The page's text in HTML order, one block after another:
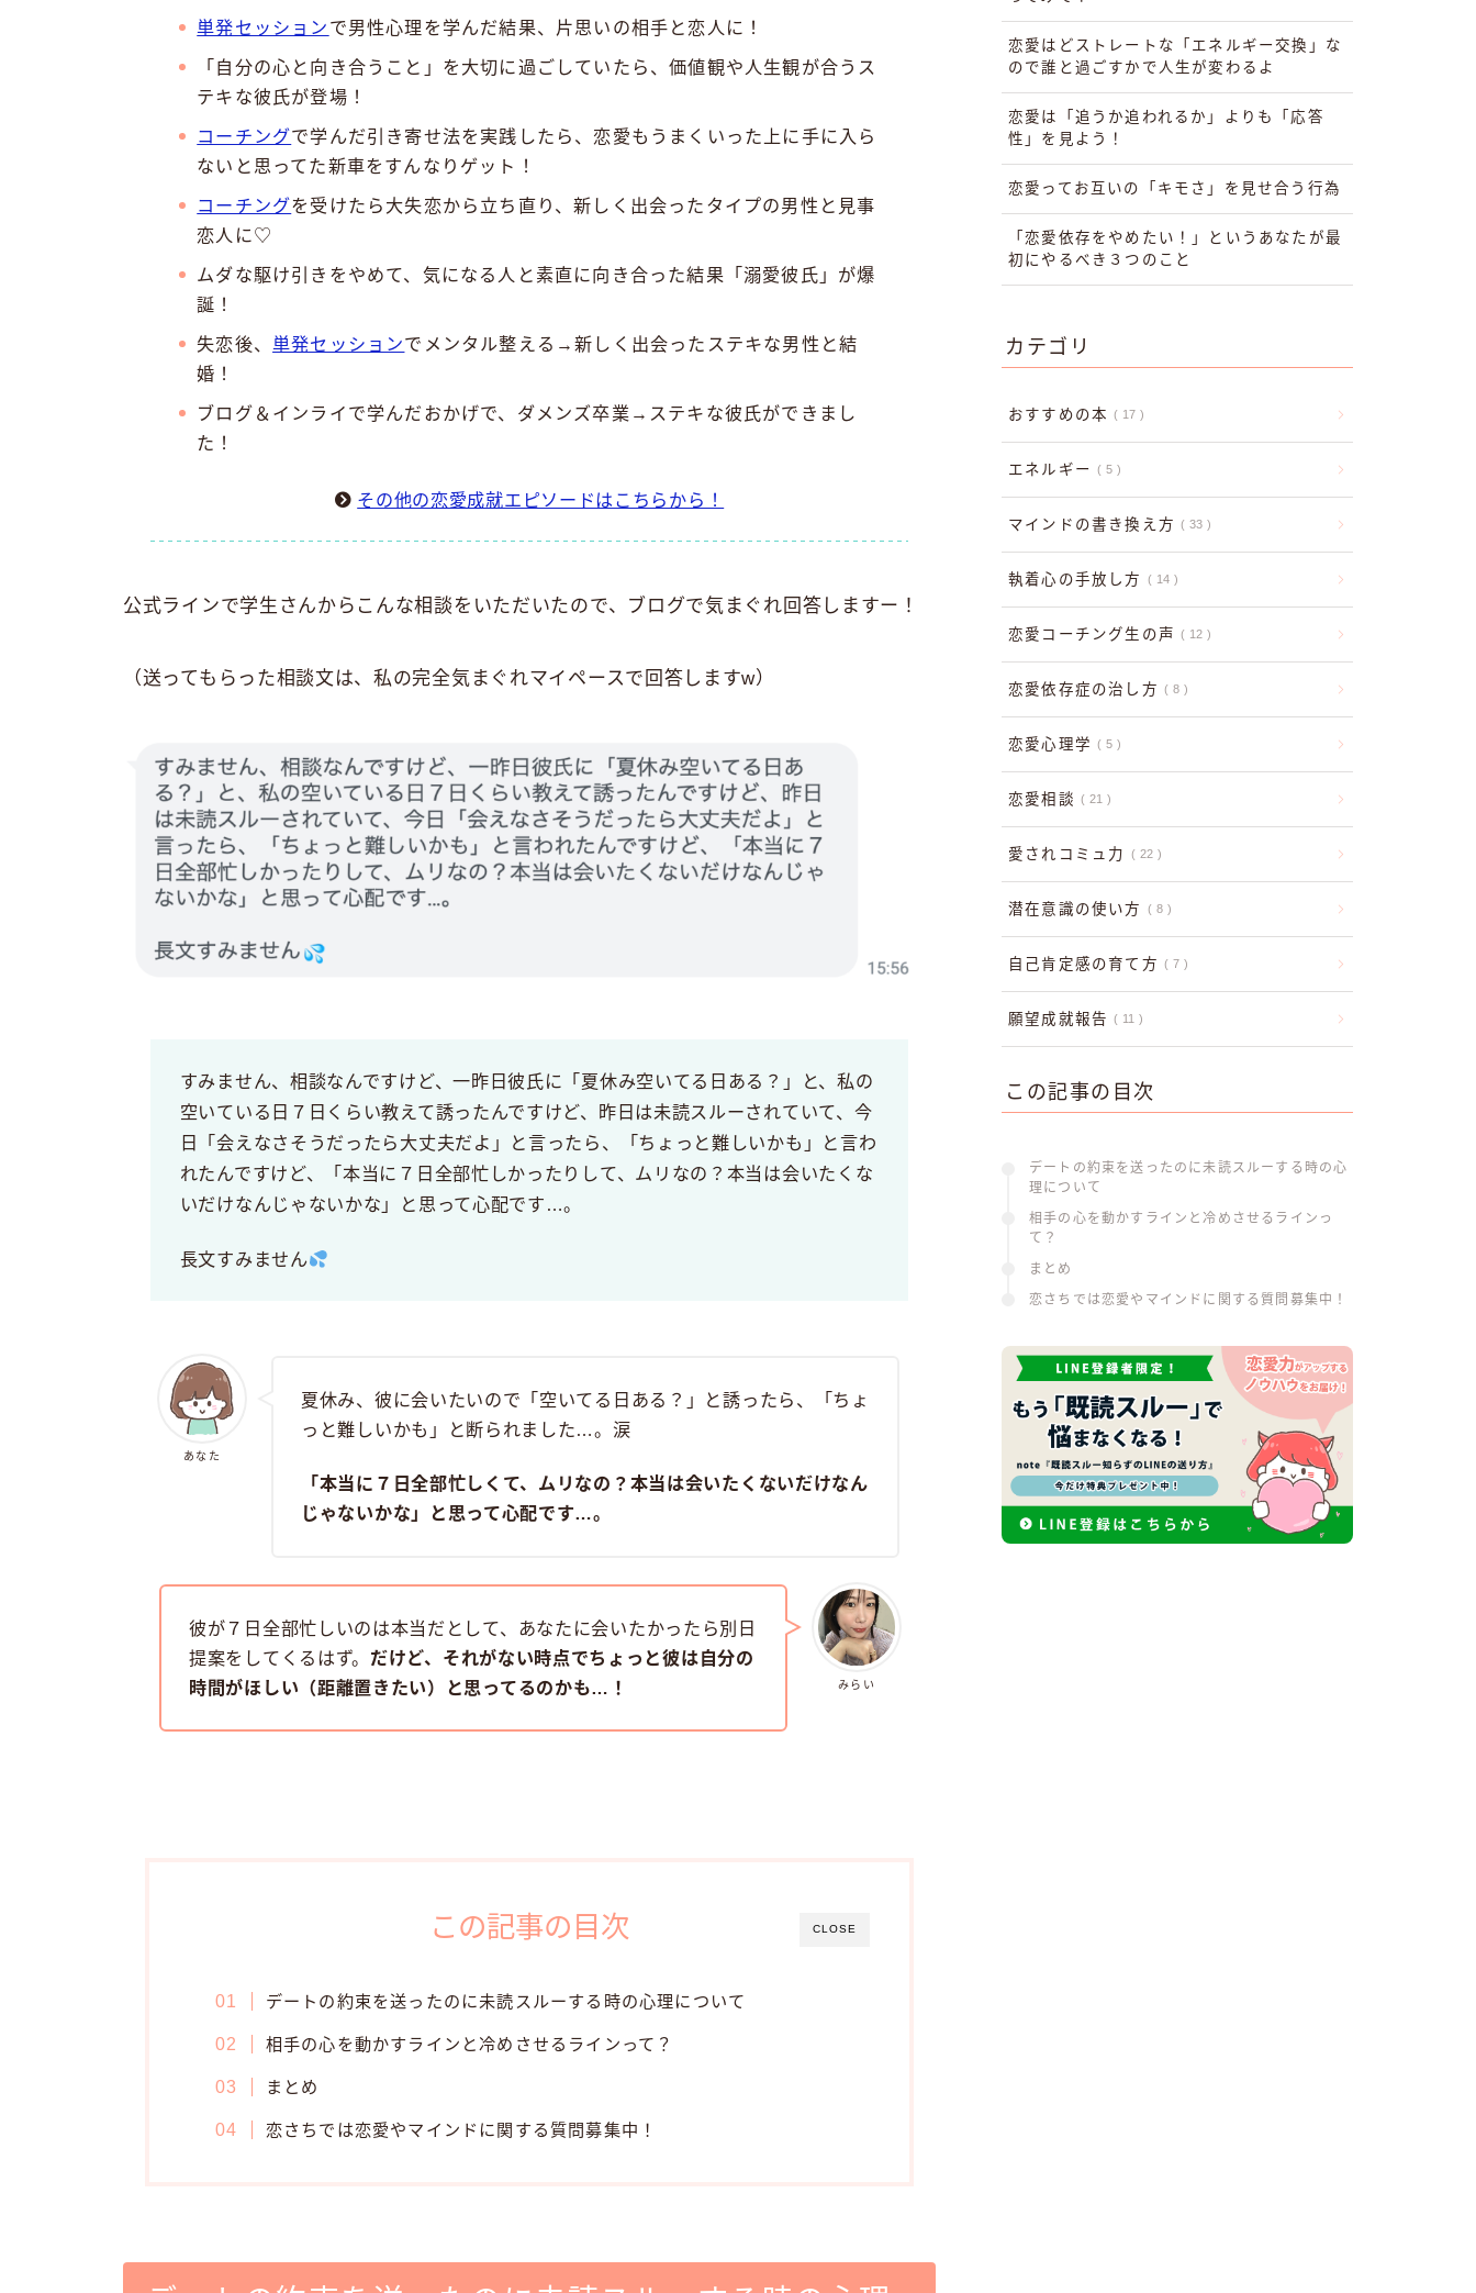
単発セッション で男性心理を学んだ結果、片思いの相手と恋人に！
「自分の心と向き合うこと」を大切に過ごしていたら、価値観や人生観が合うス
テキな彼氏が登場！
コーチングで学んだ引き寄せ法を実践したら、恋愛もうまくいった上に手に入ら
ないと思ってた新車をすんなりゲット！
コーチングを受けたら大失恋から立ち直り、新しく出会ったタイプの男性と見事
恋人に♡
ムダな駆け引きをやめて、気になる人と素直に向き合った結果「溺愛彼氏」が爆
誕！
失恋後、単発セッションでメンタル整える→新しく出会ったステキな男性と結
婚！
ブログ＆インライで学んだおかげで、ダメンズ卒業→ステキな彼氏ができまし
た！
その他の恋愛成就エピソードはこちらから！
公式ラインで学生さんからこんな相談をいただいたので、ブログで気まぐれ回答しますー！
（送ってもらった相談文は、私の完全気まぐれマイペースで回答しますw）
すみません、相談なんですけど、一昨日彼氏に「夏休み空いてる日ある？」と、私の
空いている日７日くらい教えて誘ったんですけど、昨日は未読スルーされていて、今
日「会えなさそうだったら大丈夫だよ」と言ったら、「ちょっと難しいかも」と言わ
れたんですけど、「本当に７日全部忙しかったりして、ムリなの？本当は会いたくな
いだけなんじゃないかな」と思って心配です…。
長文すみません
あなた
夏休み、彼に会いたいので「空いてる日ある？」と誘ったら、「ちょ
っと難しいかも」と断られました…。涙
「本当に７日全部忙しくて、ムリなの？本当は会いたくないだけなん
じゃないかな」と思って心配です…。
みらい
彼が７日全部忙しいのは本当だとして、あなたに会いたかったら別日
提案をしてくるはず。 だけど、それがない時点でちょっと彼は自分の
時間がほしい（距離置きたい）と思ってるのかも…！
CLOSE
この記事の目次
デートの約束を送ったのに未読スルーする時の心理について
相手の心を動かすラインと冷めさせるラインって？
まとめ
恋さちでは恋愛やマインドに関する質問募集中！
恋愛はどストレートな「エネルギー交換」な
ので誰と過ごすかで人生が変わるよ
恋愛は「追うか追われるか」よりも「応答
性」を見よう！
恋愛ってお互いの「キモさ」を見せ合う行為
「恋愛依存をやめたい！」というあなたが最
初にやるべき３つのこと
カテゴリ
おすすめの本 17
エネルギー 5
マインドの書き換え方 33
執着心の手放し方 14
恋愛コーチング生の声 12
恋愛依存症の治し方 8
恋愛心理学 5
恋愛相談 21
愛されコミュ力 22
潜在意識の使い方 8
自己肯定感の育て方 7
願望成就報告 11
この記事の目次
デートの約束を送ったのに未読スルーする時の心
理について
相手の心を動かすラインと冷めさせるラインっ
て？
まとめ
恋さちでは恋愛やマインドに関する質問募集中！